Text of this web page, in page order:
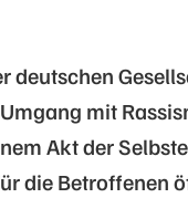
deutschen
mit
Akt der
die Betroffenen